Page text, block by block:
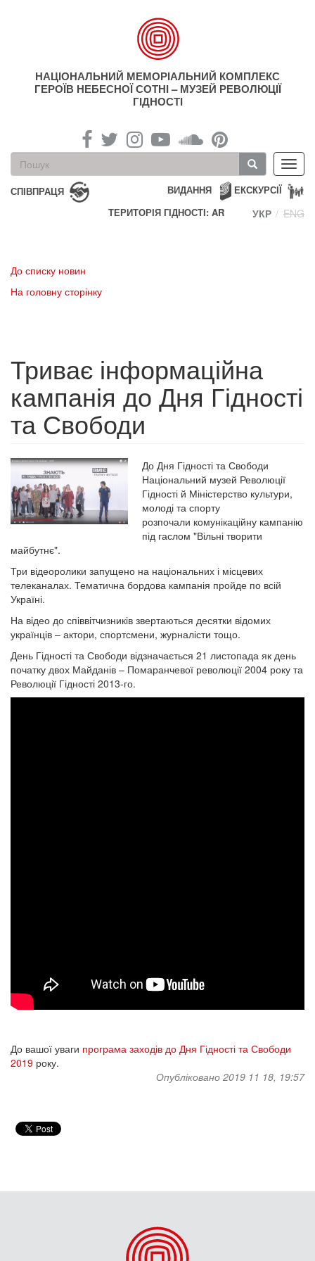
НАЦІОНАЛЬНИЙ МЕМОРІАЛЬНИЙ КОМПЛЕКС
ГЕРОЇВ НЕБЕСНОЇ СОТНІ – МУЗЕЙ РЕВОЛЮЦІЇ
ГІДНОСТІ
Пошукова
форма
Пошук
СПІВПРАЦЯ ЕКСКУРСІЇ
ВИДАННЯ
ТЕРИТОРІЯ ГІДНОСТІ: AR
УКР ENG
До списку новин
На головну сторінку
Триває інформаційна
кампанія до Дня Гідності
та Свободи
До Дня Гідності та Свободи
Національний музей Революції
Гідності й Міністерство культури,
молоді та спорту
розпочали комунікаційну кампанію
під гаслом "Вільні творити
майбутнє".
Три відеоролики запущено на національних і місцевих
телеканалах. Тематична бордова кампанія пройде по всій
Україні.
На відео до співвітчизників звертаються десятки відомих
українців – актори, спортсмени, журналісти тощо.
День Гідності та Свободи відзначається 21 листопада як день
початку двох Майданів – Помаранчевої революції 2004 року та
Революції Гідності 2013-го.
До вашої уваги програма заходів до Дня Гідності та Свободи
2019 року.
Опубліковано 2019 11 18, 19:57